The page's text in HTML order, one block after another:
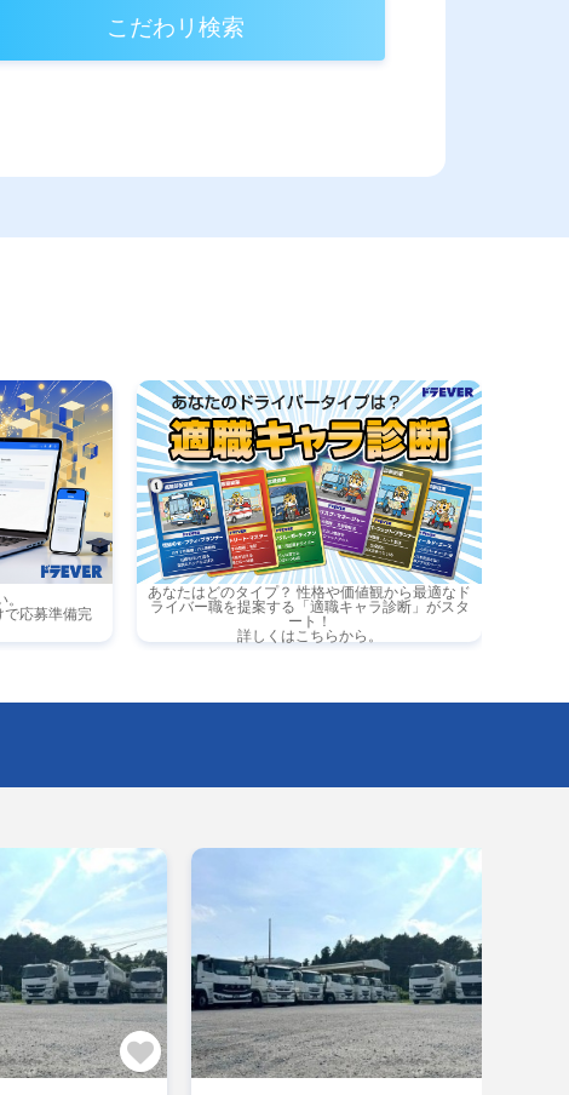
こだわリ検索
応募準備完
あなたはどのタイプ？ 性格や価値観から最適なド
ライバー職を提案する「適職キャラ診断」がスタ
ート！
詳しくはこちらから。